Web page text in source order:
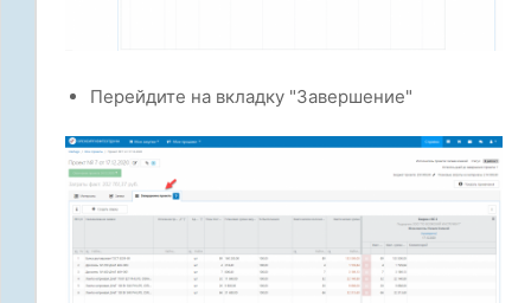
Перейдите на вкладку "Завершение"